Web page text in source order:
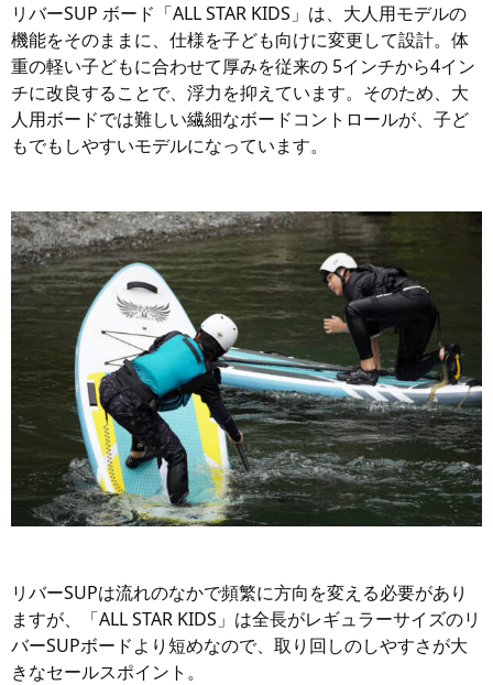
リバーSUP ボード「ALL STAR KIDS」は、大人用モデルの
機能をそのままに、仕様を子ども向けに変更して設計。体
重の軽い子どもに合わせて厚みを従来の 5インチから4イン
チに改良することで、浮力を抑えています。そのため、大
人用ボードでは難しい繊細なボードコントロールが、子ど
もでもしやすいモデルになっています。
リバーSUPは流れのなかで頻繁に方向を変える必要があり
ますが、「ALL STAR KIDS」は全長がレギュラーサイズのリ
バーSUPボードより短めなので、取り回しのしやすさが大
きなセールスポイント。